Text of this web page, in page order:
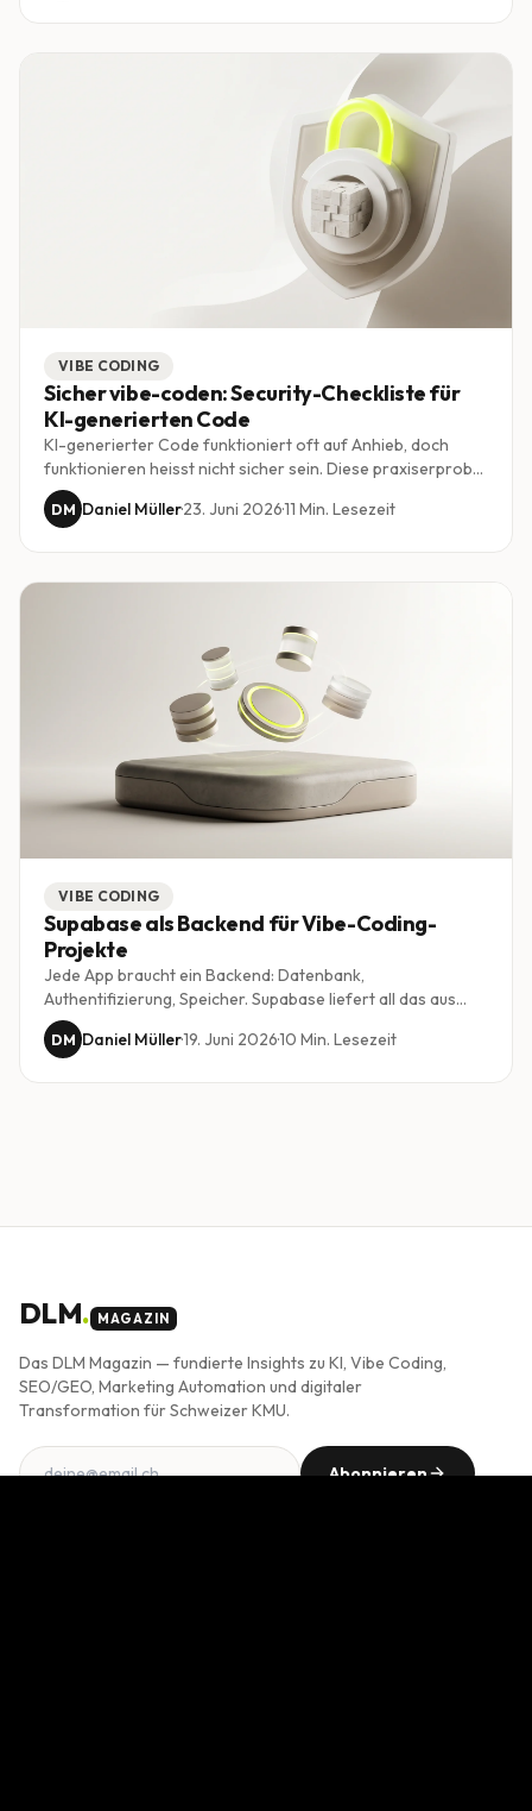
VIBE CODING
Sicher vibe-coden: Security-Checkliste für
KI-generierten Code
KI-generierter Code funktioniert oft auf Anhieb, doch
funktionieren heisst nicht sicher sein. Diese praxiserprobte
Checkliste zeigt, worauf Schweizer KMU bei Vibe Coding
achten müssen, von Zugriffskontrolle über Secrets bis zum
DM Daniel Müller·23. Juni 2026·11 Min. Lesezeit
VIBE CODING
Supabase als Backend für Vibe-Coding-
Projekte
Jede App braucht ein Backend: Datenbank,
Authentifizierung, Speicher. Supabase liefert all das aus
einer Hand und harmoniert besonders gut mit KI-
gestütztem Vibe Coding. Wir zeigen, warum es zum
DM Daniel Müller·19. Juni 2026·10 Min. Lesezeit
DLM. MAGAZIN
Das DLM Magazin — fundierte Insights zu KI, Vibe Coding,
SEO/GEO, Marketing Automation und digitaler
Transformation für Schweizer KMU.
Abonnieren